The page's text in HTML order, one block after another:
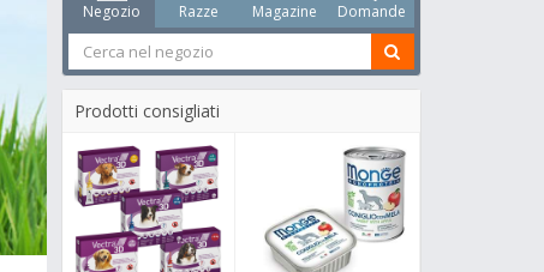
Negozio Razze Magazine Domande
Prodotti consigliati